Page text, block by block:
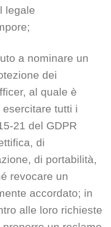
legale
a nominare un
dei
al quale è
tutti i
21 del GDPR
di
di portabilità,
revocare un
accordato; in
alle loro richieste